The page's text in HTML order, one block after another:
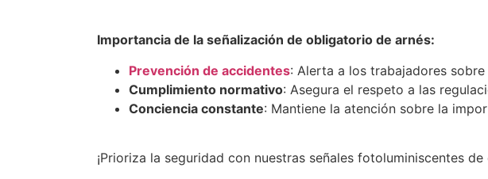
Importancia de la señalización de obligatorio de arnés:
Prevención de accidentes: Alerta a los trabajadores
Cumplimiento normativo: Asegura el respeto a las
Conciencia constante: Mantiene la atención sobre la
¡Prioriza la seguridad con nuestras señales fotoluminiscentes